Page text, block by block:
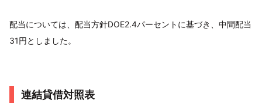
配当については、配当方針DOE2.4パーセントに基づき、中間配当
31円としました。
連結貸借対照表